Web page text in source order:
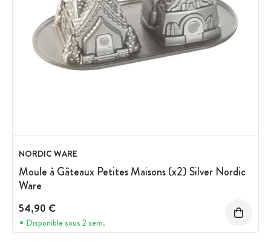
NORDIC WARE
Moule à Gâteaux Petites Maisons (x2) Silver Nordic
Ware
54,90 €
Disponible sous 2 sem.